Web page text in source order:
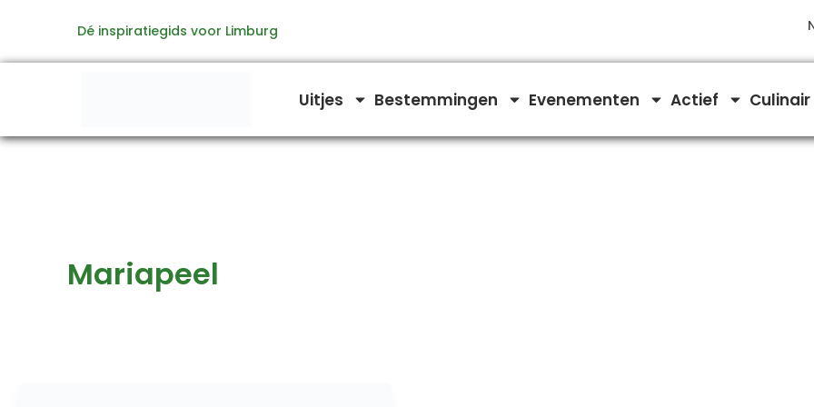
de
Dé inspiratiegids voor Limburg
Uitjes Bestemmingen Evenementen Actief Culinair
Mariapeel